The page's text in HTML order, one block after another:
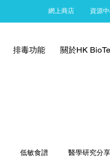
網上商店 資源
排毒功能 關於HK
低敏食譜 醫學研究分享